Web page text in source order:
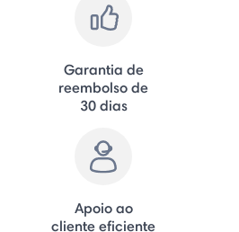
Garantia de
reembolso de
30 dias
Apoio ao
cliente eficiente